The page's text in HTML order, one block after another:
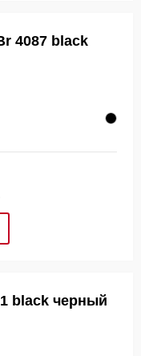
4087 black
black черный